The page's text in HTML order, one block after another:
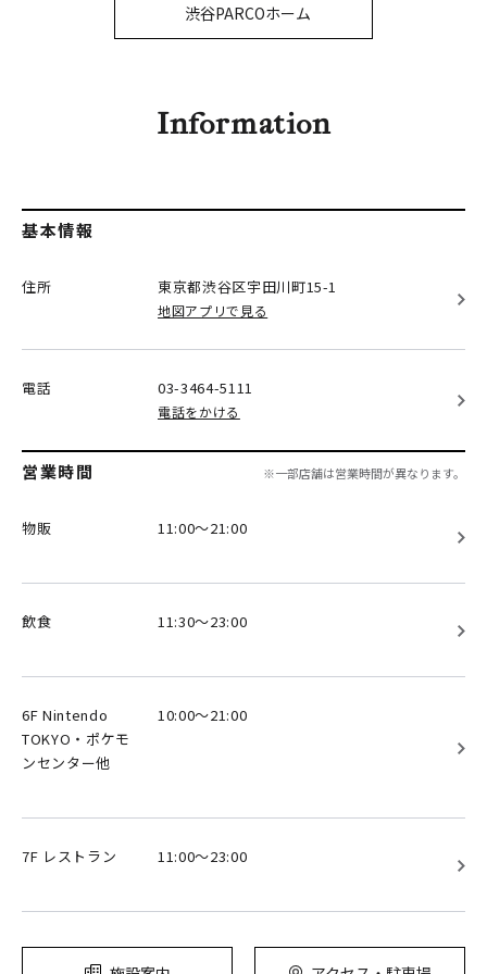
渋谷PARCOホーム
Information
基本情報
住所 東京都渋谷区宇田川町15-1
地図アプリで見る
電話 03-3464-5111
電話をかける
営業時間 ※一部店舗は営業時間が異なります。
物販 11:00～21:00
飲食 11:30～23:00
6F Nintendo
TOKYO・ポケモ
ンセンター他
10:00～21:00
7F レストラン 11:00～23:00